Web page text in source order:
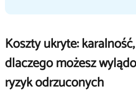
Koszty ukryte:
dlaczego możesz
ryzyk odrzuconych